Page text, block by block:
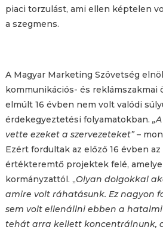
piaci torzulást, ami ellen képtelen
a szegmens.
A Magyar Marketing Szövetség
kommunikációs- és reklámszakmai
elmúlt 16 évben nem volt valódi
érdekegyeztetési folyamatokban.
vette ezeket a szervezeteket”–
Ezért fordultak az előző 16 évben
értékteremtő projektek felé,
kormányzattól. „Olyan dolgokkal
amire volt ráhatásunk. Ez nagyon
sem volt ellenállni ebben a
tehát arra kellett koncentrálnunk,